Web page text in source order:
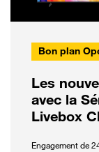
Bon plan
Les
avec la
Livebox
Engagement de